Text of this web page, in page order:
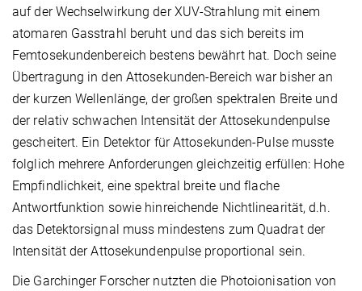
auf der Wechselwirkung der XUV-Strahlung mit einem
atomaren Gasstrahl beruht und das sich bereits im
Femtosekundenbereich bestens bewährt hat. Doch seine
Übertragung in den Attosekunden-Bereich war bisher an
der kurzen Wellenlänge, der großen spektralen Breite und
der relativ schwachen Intensität der Attosekundenpulse
gescheitert. Ein Detektor für Attosekunden-Pulse musste
folglich mehrere Anforderungen gleichzeitig erfüllen: Hohe
Empfindlichkeit, eine spektral breite und flache
Antwortfunktion sowie hinreichende Nichtlinearität, d.h.
das Detektorsignal muss mindestens zum Quadrat der
Intensität der Attosekundenpulse proportional sein.
Die Garchinger Forscher nutzten die Photoionisation von